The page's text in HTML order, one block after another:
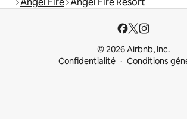
© 2026 Airbnb, Inc.
Confidentialité
Conditions